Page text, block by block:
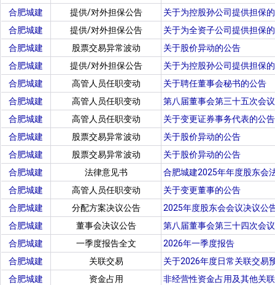
合肥城建
提供/对外担保公告
关于为控股孙公司提供担保
合肥城建
提供/对外担保公告
关于为全资子公司提供担保
合肥城建
股票交易异常波动
关于股价异动的公告
合肥城建
提供/对外担保公告
关于为控股孙公司提供担保
合肥城建
高管人员任职变动
关于聘任董事会秘书的公告
合肥城建
高管人员任职变动
第八届董事会第三十五次会
合肥城建
高管人员任职变动
关于变更证券事务代表的公告
合肥城建
股票交易异常波动
关于股价异动的公告
合肥城建
股票交易异常波动
关于股价异动的公告
合肥城建
法律意见书
合肥城建2025年年度股东会
合肥城建
高管人员任职变动
关于变更董事的公告
合肥城建
分配方案决议公告
2025年度股东会会议决议公
合肥城建
董事会决议公告
第八届董事会第三十四次会
合肥城建
一季度报告全文
2026年一季度报告
合肥城建
关联交易
关于2026年度日常关联交易
合肥城建
资金占用
非经营性资金占用及其他关